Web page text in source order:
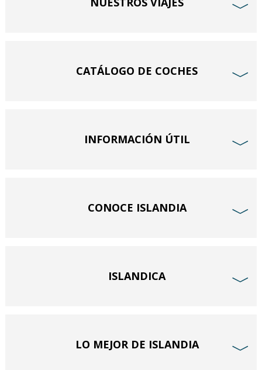
﹀
CATÁLOGO DE COCHES ﹀
INFORMACIÓN ÚTIL ﹀
CONOCE ISLANDIA ﹀
ISLANDICA ﹀
LO MEJOR DE ISLANDIA ﹀